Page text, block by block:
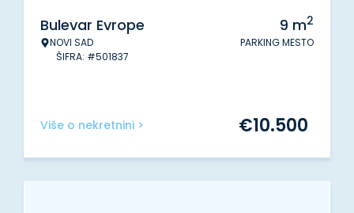
Bulevar Evrope
NOVI SAD
ŠIFRA: #501837
9 m2
PARKING MESTO
Više o nekretnini > €10.500